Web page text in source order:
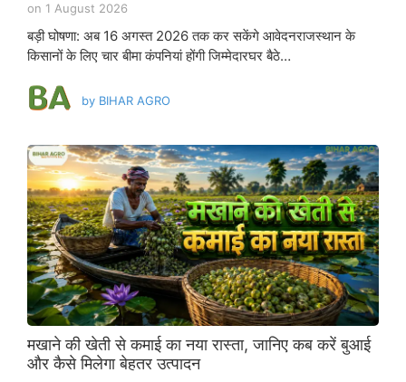
on 1 August 2026
बड़ी घोषणा: अब 16 अगस्त 2026 तक कर सकेंगे आवेदनराजस्थान के
किसानों के लिए चार बीमा कंपनियां होंगी जिम्मेदारघर बैठे…
by BIHAR AGRO
मखाने की खेती से कमाई का नया रास्ता, जानिए कब करें बुआई
और कैसे मिलेगा बेहतर उत्पादन